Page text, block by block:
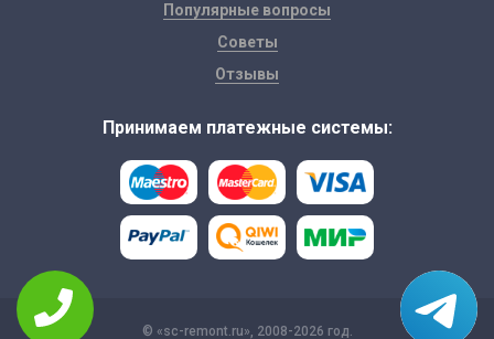
Популярные вопросы
Советы
Отзывы
Принимаем платежные системы:
© «sc-remont.ru», 2008-2026 год.